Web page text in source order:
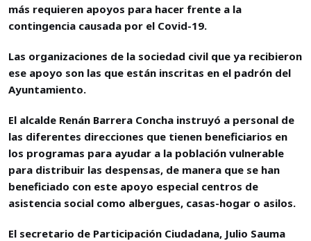
más requieren apoyos para hacer frente a la
contingencia causada por el Covid-19.
Las organizaciones de la sociedad civil que ya recibieron
ese apoyo son las que están inscritas en el padrón del
Ayuntamiento.
El alcalde Renán Barrera Concha instruyó a personal de
las diferentes direcciones que tienen beneficiarios en
los programas para ayudar a la población vulnerable
para distribuir las despensas, de manera que se han
beneficiado con este apoyo especial centros de
asistencia social como albergues, casas-hogar o asilos.
El secretario de Participación Ciudadana, Julio Sauma